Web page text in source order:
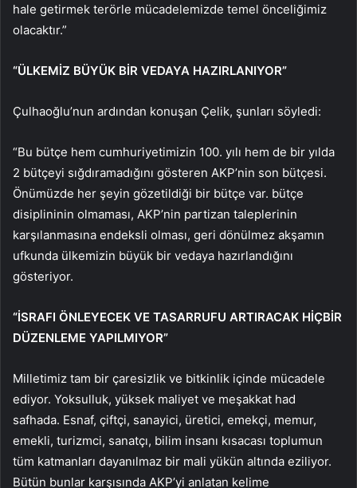
hale getirmek terörle mücadelemizde temel önceliğimiz
olacaktır.”
“ÜLKEMİZ BÜYÜK BİR VEDAYA HAZIRLANIYOR”
Çulhaoğlu’nun ardından konuşan Çelik, şunları söyledi:
“Bu bütçe hem cumhuriyetimizin 100. yılı hem de bir yılda
2 bütçeyi sığdıramadığını gösteren AKP’nin son bütçesi.
Önümüzde her şeyin gözetildiği bir bütçe var. bütçe
disiplininin olmaması, AKP’nin partizan taleplerinin
karşılanmasına endeksli olması, geri dönülmez akşamın
ufkunda ülkemizin büyük bir vedaya hazırlandığını
gösteriyor.
“İSRAFI ÖNLEYECEK VE TASARRUFU ARTIRACAK HİÇBİR
DÜZENLEME YAPILMIYOR”
Milletimiz tam bir çaresizlik ve bitkinlik içinde mücadele
ediyor. Yoksulluk, yüksek maliyet ve meşakkat had
safhada. Esnaf, çiftçi, sanayici, üretici, emekçi, memur,
emekli, turizmci, sanatçı, bilim insanı kısacası toplumun
tüm katmanları dayanılmaz bir mali yükün altında eziliyor.
Bütün bunlar karşısında AKP’yi anlatan kelime